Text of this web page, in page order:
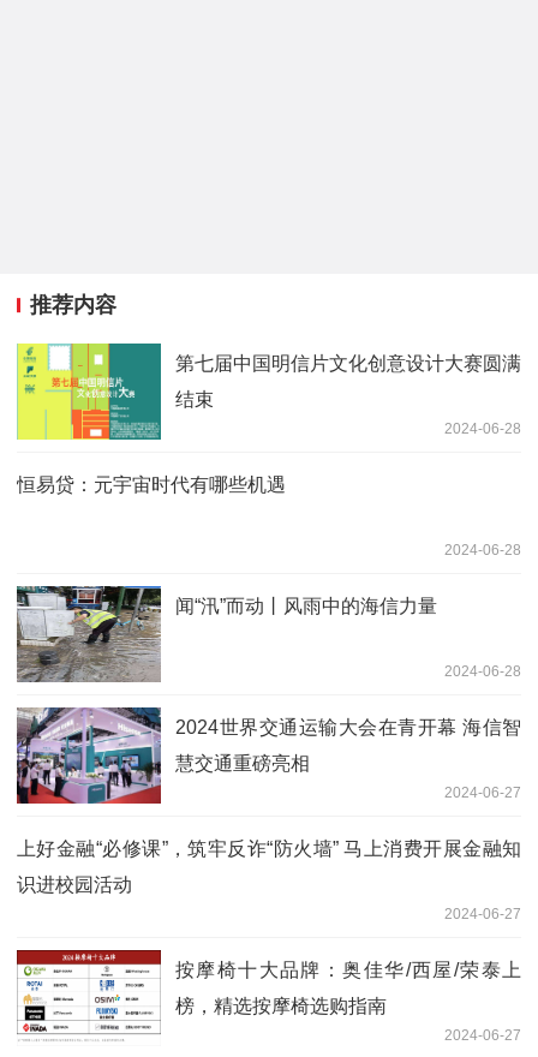
推荐内容
第七届中国明信片文化创意设计大赛圆满
结束
2024-06-28
恒易贷：元宇宙时代有哪些机遇
2024-06-28
闻“汛”而动丨风雨中的海信力量
2024-06-28
2024世界交通运输大会在青开幕 海信智
慧交通重磅亮相
2024-06-27
上好金融“必修课”，筑牢反诈“防火墙” 马上消费开展金融知
识进校园活动
2024-06-27
按摩椅十大品牌：奥佳华/西屋/荣泰上
榜，精选按摩椅选购指南
2024-06-27